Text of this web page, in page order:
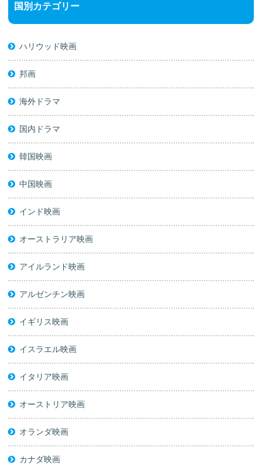
国別カテゴリー
ハリウッド映画
邦画
海外ドラマ
国内ドラマ
韓国映画
中国映画
インド映画
オーストラリア映画
アイルランド映画
アルゼンチン映画
イギリス映画
イスラエル映画
イタリア映画
オーストリア映画
オランダ映画
カナダ映画